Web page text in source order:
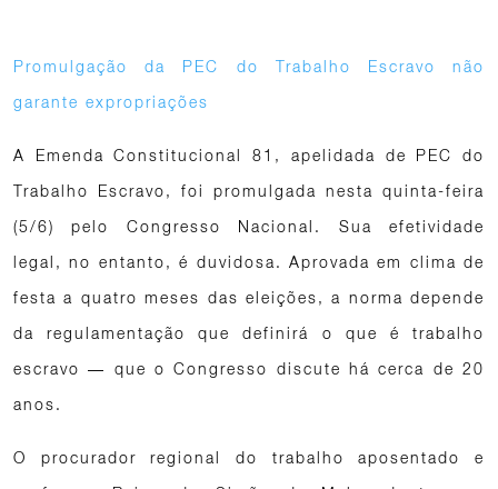
Promulgação da PEC do Trabalho Escravo não
garante expropriações
A Emenda Constitucional 81, apelidada de PEC do
Trabalho Escravo, foi promulgada nesta quinta-feira
(5/6) pelo Congresso Nacional. Sua efetividade
legal, no entanto, é duvidosa. Aprovada em clima de
festa a quatro meses das eleições, a norma depende
da regulamentação que definirá o que é trabalho
escravo — que o Congresso discute há cerca de 20
anos.
O procurador regional do trabalho aposentado e